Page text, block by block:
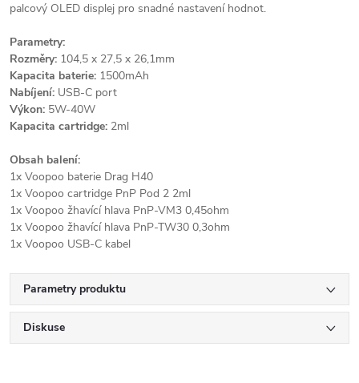
palcový OLED displej pro snadné nastavení hodnot.
Parametry:
Rozměry: 104,5 x 27,5 x 26,1mm
Kapacita baterie: 1500mAh
Nabíjení: USB-C port
Výkon: 5W-40W
Kapacita cartridge: 2ml
Obsah balení:
1x Voopoo baterie Drag H40
1x Voopoo cartridge PnP Pod 2 2ml
1x Voopoo žhavící hlava PnP-VM3 0,45ohm
1x Voopoo žhavící hlava PnP-TW30 0,3ohm
1x Voopoo USB-C kabel
Parametry produktu
Diskuse